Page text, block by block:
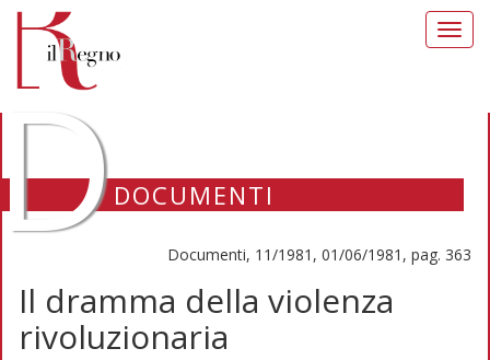
DOCUMENTI
Documenti, 11/1981, 01/06/1981, pag. 363
Il dramma della violenza
rivoluzionaria